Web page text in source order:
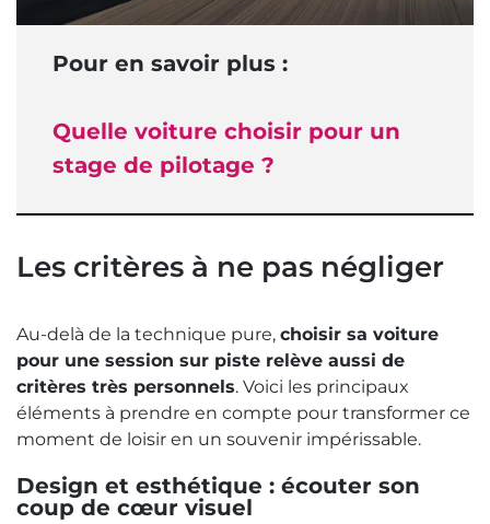
Pour en savoir plus :
Quelle voiture choisir pour un
stage de pilotage ?
Les critères à ne pas négliger
Au-delà de la technique pure, choisir sa voiture
pour une session sur piste relève aussi de
critères très personnels. Voici les principaux
éléments à prendre en compte pour transformer ce
moment de loisir en un souvenir impérissable.
Design et esthétique : écouter son
coup de cœur visuel